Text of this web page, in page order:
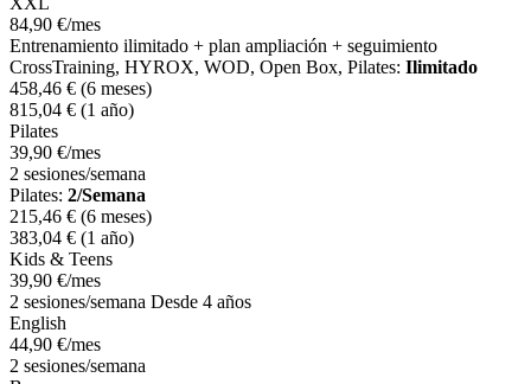
84,90 €/mes
Entrenamiento ilimitado + plan ampliación + seguimiento
CrossTraining, HYROX, WOD, Open Box, Pilates: Ilimitado
458,46 € (6 meses)
815,04 € (1 año)
Pilates
39,90 €/mes
2 sesiones/semana
Pilates: 2/Semana
215,46 € (6 meses)
383,04 € (1 año)
Kids & Teens
39,90 €/mes
2 sesiones/semana Desde 4 años
English
44,90 €/mes
2 sesiones/semana